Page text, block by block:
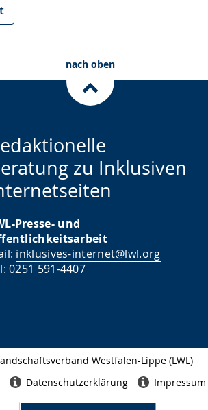
nach oben
zu Inklusiven
Presse- und
inklusives-internet@lwl.org
0251 591-4407
Westfalen-Lippe (LWL)
Datenschutzerklärung Impressum